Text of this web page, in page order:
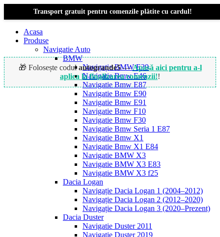
Transport gratuit pentru comenzile plătite cu cardul!
Acasa
Produse
Navigatie Auto
BMW
Navigație BMW E39
Navigatie Bmw E46
Navigatie Bmw E87
Navigatie Bmw E90
Navigatie Bmw E91
Navigatie Bmw F10
Navigatie Bmw F30
Navigatie Bmw Seria 1 E87
Navigatie Bmw X1
Navigatie Bmw X1 E84
Navigatie BMW X3
Navigatie BMW X3 E83
Navigatie BMW X3 f25
Dacia Logan
Navigație Dacia Logan 1 (2004–2012)
Navigație Dacia Logan 2 (2012–2020)
Navigație Dacia Logan 3 (2020–Prezent)
Dacia Duster
Navigatie Duster 2011
Navigatie Duster 2019
🎁 Folosește codulautogrande5—Apasă aici pentru a-l
aplica la finalizarea comenzii!!